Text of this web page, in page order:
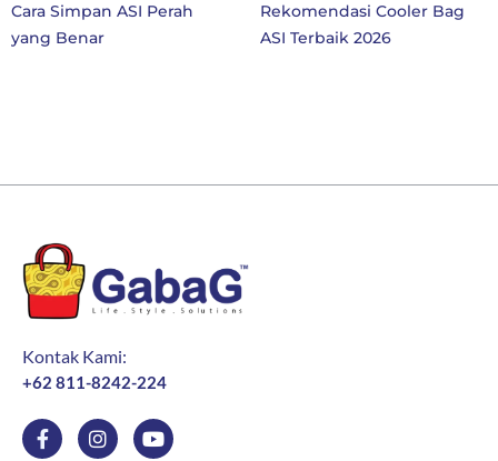
Simpan ASI Perah
Benar
Rekomendasi Cooler Bag
ASI Terbaik 2026
Kontak Kami:
+62 811-8242-224
F
a
I
n
Y
o